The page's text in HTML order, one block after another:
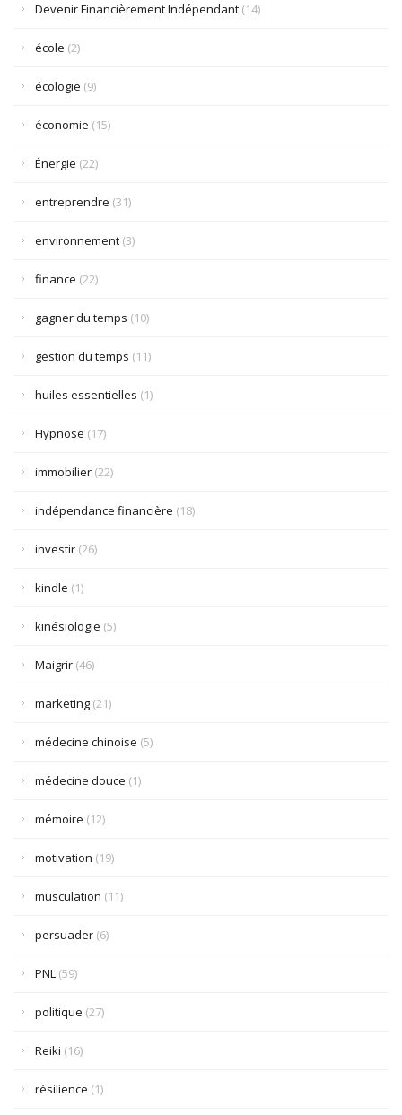
Devenir Financièrement Indépendant (14)
école (2)
écologie (9)
économie (15)
Énergie (22)
entreprendre (31)
environnement (3)
finance (22)
gagner du temps (10)
gestion du temps (11)
huiles essentielles (1)
Hypnose (17)
immobilier (22)
indépendance financière (18)
investir (26)
kindle (1)
kinésiologie (5)
Maigrir (46)
marketing (21)
médecine chinoise (5)
médecine douce (1)
mémoire (12)
motivation (19)
musculation (11)
persuader (6)
PNL (59)
politique (27)
Reiki (16)
résilience (1)